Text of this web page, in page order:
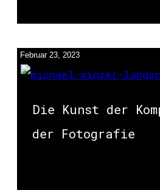
Februar 23, 2023
Die Kunst der
der Fotografie